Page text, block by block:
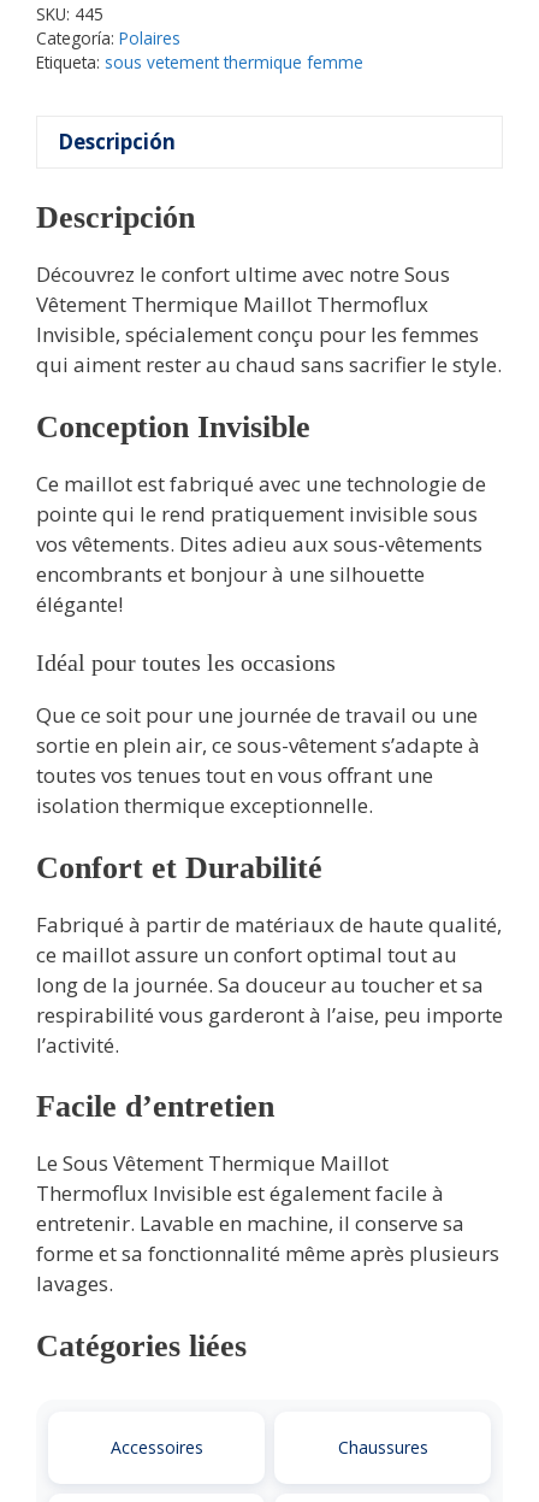
SKU: 445
Categoría: Polaires
Etiqueta: sous vetement thermique femme
Descripción
Descripción
Découvrez le confort ultime avec notre Sous
Vêtement Thermique Maillot Thermoflux
Invisible, spécialement conçu pour les femmes
qui aiment rester au chaud sans sacrifier le style.
Conception Invisible
Ce maillot est fabriqué avec une technologie de
pointe qui le rend pratiquement invisible sous
vos vêtements. Dites adieu aux sous-vêtements
encombrants et bonjour à une silhouette
élégante!
Idéal pour toutes les occasions
Que ce soit pour une journée de travail ou une
sortie en plein air, ce sous-vêtement s’adapte à
toutes vos tenues tout en vous offrant une
isolation thermique exceptionnelle.
Confort et Durabilité
Fabriqué à partir de matériaux de haute qualité,
ce maillot assure un confort optimal tout au
long de la journée. Sa douceur au toucher et sa
respirabilité vous garderont à l’aise, peu importe
l’activité.
Facile d’entretien
Le Sous Vêtement Thermique Maillot
Thermoflux Invisible est également facile à
entretenir. Lavable en machine, il conserve sa
forme et sa fonctionnalité même après plusieurs
lavages.
Catégories liées
Accessoires Chaussures